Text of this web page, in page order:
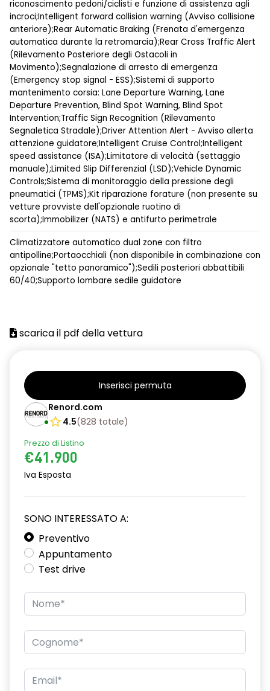
riconoscimento pedoni/ciclisti e funzione di assistenza agli
incroci;Intelligent forward collision warning (Avviso collisione
anteriore);Rear Automatic Braking (Frenata d'emergenza
automatica durante la retromarcia);Rear Cross Traffic Alert
(Rilevamento Posteriore degli Ostacoli in
Movimento);Segnalazione di arresto di emergenza
(Emergency stop signal - ESS);Sistemi di supporto
mantenimento corsia: Lane Departure Warning, Lane
Departure Prevention, Blind Spot Warning, Blind Spot
Intervention;Traffic Sign Recognition (Rilevamento
Segnaletica Stradale);Driver Attention Alert - Avviso allerta
attenzione guidatore;Intelligent Cruise Control;Intelligent
speed assistance (ISA);Limitatore di velocità (settaggio
manuale);Limited Slip Differenzial (LSD);Vehicle Dynamic
Controls;Sistema di monitoraggio della pressione degli
pneumatici (TPMS);Kit riparazione forature (non presente su
vetture provviste dell'opzionale ruotino di
scorta);Immobilizer (NATS) e antifurto perimetrale
Climatizzatore automatico dual zone con filtro
antipolline;Portaocchiali (non disponibile in combinazione con
opzionale "tetto panoramico");Sedili posteriori abbattibili
60/40;Supporto lombare sedile guidatore
scarica il pdf della vettura
Inserisci permuta
Renord.com
4.5(828 totale)
Prezzo di Listino
€41.900
Iva Esposta
SONO INTERESSATO A:
Preventivo
Appuntamento
Test drive